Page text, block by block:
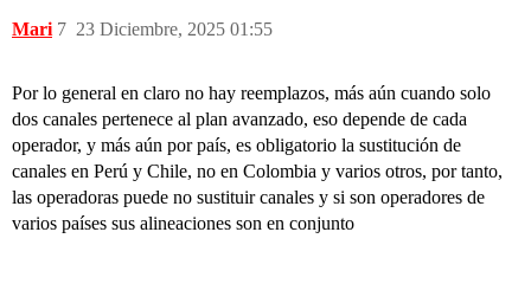
Mari 23 Diciembre, 2025 01:55
7
Por lo general en claro no hay reemplazos, más aún cuando solo
dos canales pertenece al plan avanzado, eso depende de cada
operador, y más aún por país, es obligatorio la sustitución de
canales en Perú y Chile, no en Colombia y varios otros, por tanto,
las operadoras puede no sustituir canales y si son operadores de
varios países sus alineaciones son en conjunto